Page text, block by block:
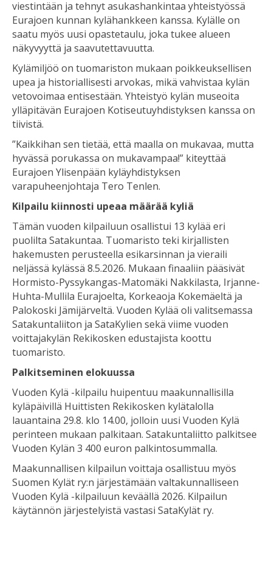
viestintään ja tehnyt asukashankintaa yhteistyössä
Eurajoen kunnan kylähankkeen kanssa. Kylälle on
saatu myös uusi opastetaulu, joka tukee alueen
näkyvyyttä ja saavutettavuutta.
Kylämiljöö on tuomariston mukaan poikkeuksellisen
upea ja historiallisesti arvokas, mikä vahvistaa kylän
vetovoimaa entisestään. Yhteistyö kylän museoita
ylläpitävän Eurajoen Kotiseutuyhdistyksen kanssa on
tiivistä.
”Kaikkihan sen tietää, että maalla on mukavaa, mutta
hyvässä porukassa on mukavampaa!” kiteyttää
Eurajoen Ylisenpään kyläyhdistyksen
varapuheenjohtaja Tero Tenlen.
Kilpailu kiinnosti upeaa määrää kyliä
Tämän vuoden kilpailuun osallistui 13 kylää eri
puolilta Satakuntaa. Tuomaristo teki kirjallisten
hakemusten perusteella esikarsinnan ja vieraili
neljässä kylässä 8.5.2026. Mukaan finaaliin pääsivät
Hormisto-Pyssykangas-Matomäki Nakkilasta, Irjanne-
Huhta-Mullila Eurajoelta, Korkeaoja Kokemäeltä ja
Palokoski Jämijärveltä. Vuoden Kylää oli valitsemassa
Satakuntaliiton ja SataKylien sekä viime vuoden
voittajakylän Rekikosken edustajista koottu
tuomaristo.
Palkitseminen elokuussa
Vuoden Kylä -kilpailu huipentuu maakunnallisilla
kyläpäivillä Huittisten Rekikosken kylätalolla
lauantaina 29.8. klo 14.00, jolloin uusi Vuoden Kylä
perinteen mukaan palkitaan. Satakuntaliitto palkitsee
Vuoden Kylän 3 400 euron palkintosummalla.
Maakunnallisen kilpailun voittaja osallistuu myös
Suomen Kylät ry:n järjestämään valtakunnalliseen
Vuoden Kylä -kilpailuun keväällä 2026. Kilpailun
käytännön järjestelyistä vastasi SataKylät ry.